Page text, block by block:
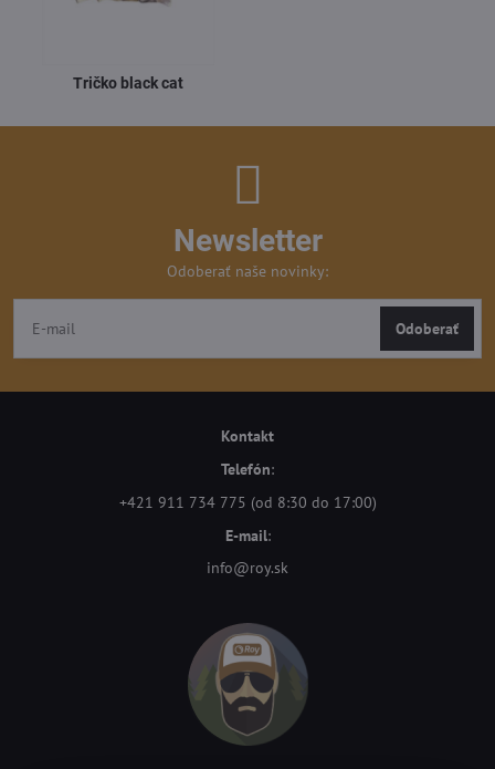
Tričko black cat
Newsletter
Odoberať naše novinky:
Odoberať
Kontakt
Telefón:
+421 911 734 775 (od 8:30 do 17:00)
E-mail:
info@roy.sk